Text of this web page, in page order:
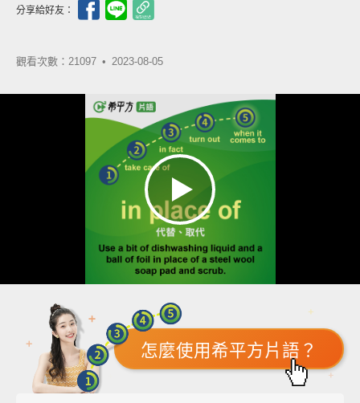
分享給好友：
觀看次數：21097 • 2023-08-05
怎麼使用希平方片語？